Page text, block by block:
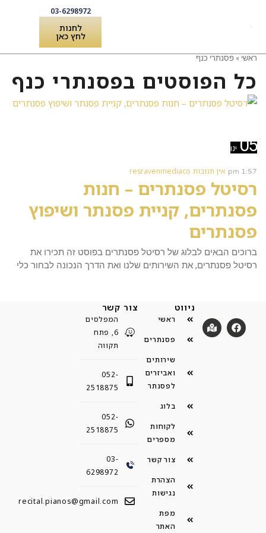
03-6298972
לחנות
לחץ כאן
ראשי » פסנתרי כנף
כל הפוסטים בפסנתרי כנף
05 ינו
1:57 pm אין תגובות resravenmediaco
רסיטל פסנתרים – חנות
פסנתרים, קניית פסנתר ושיפוץ
פסנתרים
ברוכים הבאים לבלוג של רסיטל פסנתרים בפוסט זה תכירו את
רסיטל פסנתרים, את השירותים שלנו ואת הדרך הנכונה לבחור כלי
ניווט
ראשי
פסנתרים
שירותים
ואביזרים
לפסנתר
בלוג
לקוחות
מספרים
צור קשר
הצהרת
נגישות
מפת
האתר
צור קשר
המפלסים
6, פתח
תקווה
052-
2518875
052-
2518875
03-
6298972
recital.pianos@gmail.com